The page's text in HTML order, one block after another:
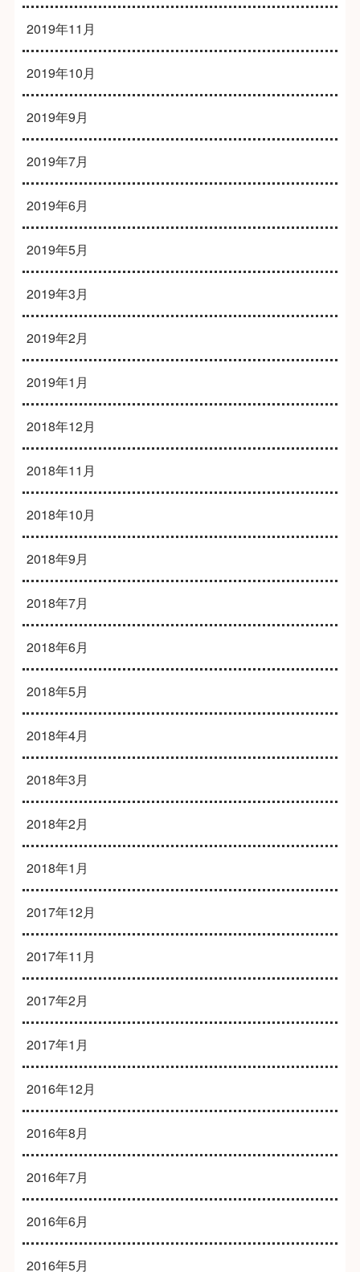
2019年11月
2019年10月
2019年9月
2019年7月
2019年6月
2019年5月
2019年3月
2019年2月
2019年1月
2018年12月
2018年11月
2018年10月
2018年9月
2018年7月
2018年6月
2018年5月
2018年4月
2018年3月
2018年2月
2018年1月
2017年12月
2017年11月
2017年2月
2017年1月
2016年12月
2016年8月
2016年7月
2016年6月
2016年5月